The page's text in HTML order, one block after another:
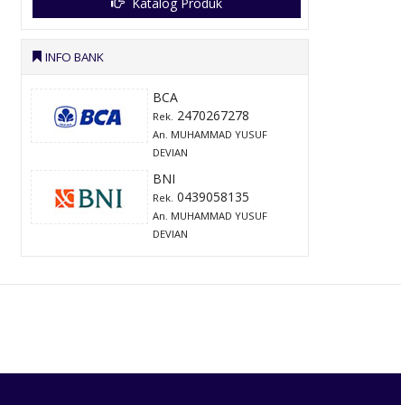
INFO BANK
BCA
Rek. 2470267278
An. MUHAMMAD YUSUF
DEVIAN
BNI
Rek. 0439058135
An. MUHAMMAD YUSUF
DEVIAN